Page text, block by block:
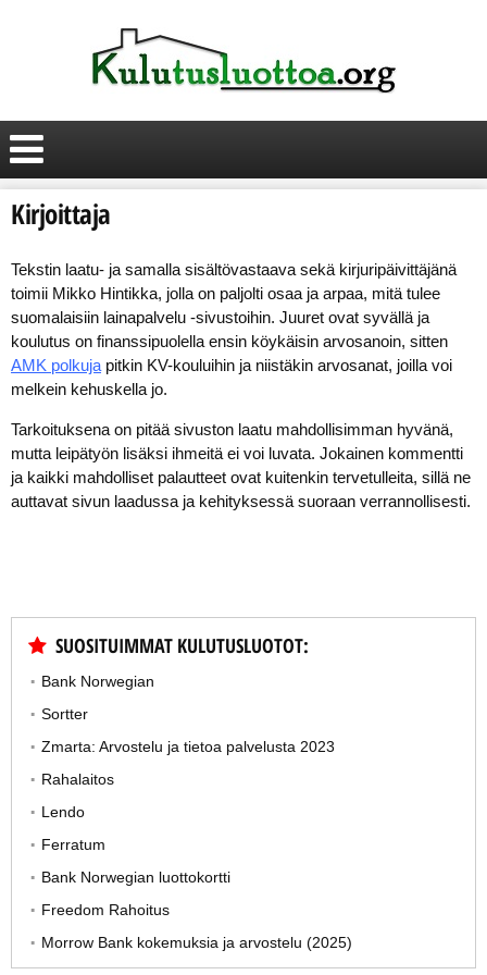
Kirjoittaja
Tekstin laatu- ja samalla sisältövastaava sekä kirjuripäivittäjänä
toimii Mikko Hintikka, jolla on paljolti osaa ja arpaa, mitä tulee
suomalaisiin lainapalvelu -sivustoihin. Juuret ovat syvällä ja
koulutus on finanssipuolella ensin köykäisin arvosanoin, sitten
AMK polkuja pitkin KV-kouluihin ja niistäkin arvosanat, joilla voi
melkein kehuskella jo.
Tarkoituksena on pitää sivuston laatu mahdollisimman hyvänä,
mutta leipätyön lisäksi ihmeitä ei voi luvata. Jokainen kommentti
ja kaikki mahdolliset palautteet ovat kuitenkin tervetulleita, sillä ne
auttavat sivun laadussa ja kehityksessä suoraan verrannollisesti.
SUOSITUIMMAT KULUTUSLUOTOT:
Bank Norwegian
Sortter
Zmarta: Arvostelu ja tietoa palvelusta 2023
Rahalaitos
Lendo
Ferratum
Bank Norwegian luottokortti
Freedom Rahoitus
Morrow Bank kokemuksia ja arvostelu (2025)